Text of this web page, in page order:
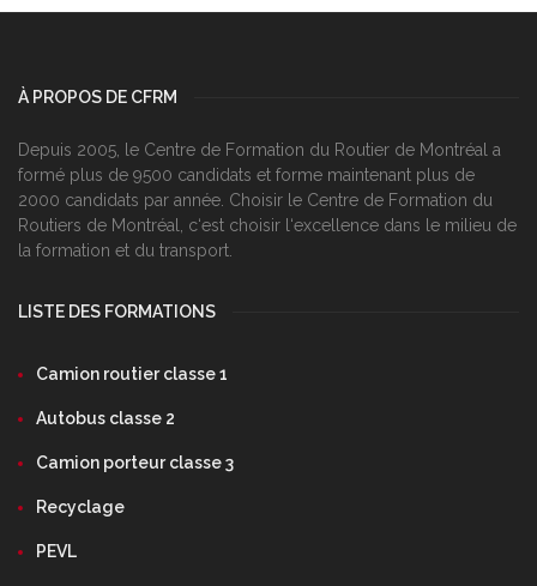
À PROPOS DE CFRM
Depuis 2005, le Centre de Formation du Routier de Montréal a
formé plus de 9500 candidats et forme maintenant plus de
2000 candidats par année. Choisir le Centre de Formation du
Routiers de Montréal, c‘est choisir l‘excellence dans le milieu de
la formation et du transport.
LISTE DES FORMATIONS
Camion routier classe 1
Autobus classe 2
Camion porteur classe 3
Recyclage
PEVL